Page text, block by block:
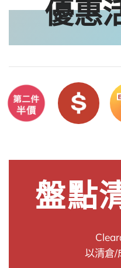
優惠
盤點
以清倉/